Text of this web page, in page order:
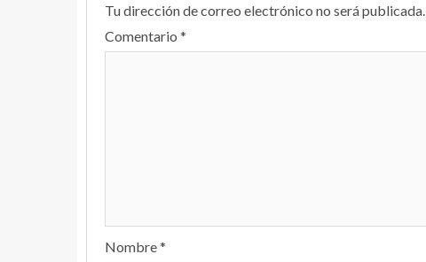
Tu dirección de correo electrónico no será publicada.
Comentario *
Nombre*